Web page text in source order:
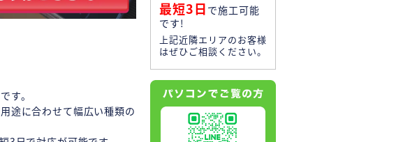
す。
途に合わせて幅広い種類の
最短3日 で施工可能
です!
上記近隣エリアのお客様
はぜひご相談ください。